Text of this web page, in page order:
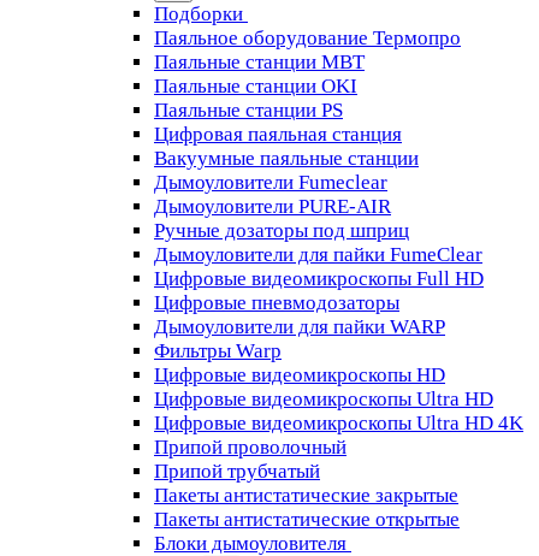
Подборки
Паяльное оборудование Термопро
Паяльные станции MBT
Паяльные станции OKI
Паяльные станции PS
Цифровая паяльная станция
Вакуумные паяльные станции
Дымоуловители Fumeclear
Дымоуловители PURE-AIR
Ручные дозаторы под шприц
Дымоуловители для пайки FumeClear
Цифровые видеомикроскопы Full HD
Цифровые пневмодозаторы
Дымоуловители для пайки WARP
Фильтры Warp
Цифровые видеомикроскопы HD
Цифровые видеомикроскопы Ultra HD
Цифровые видеомикроскопы Ultra HD 4K
Припой проволочный
Припой трубчатый
Пакеты антистатические закрытые
Пакеты антистатические открытые
Блоки дымоуловителя